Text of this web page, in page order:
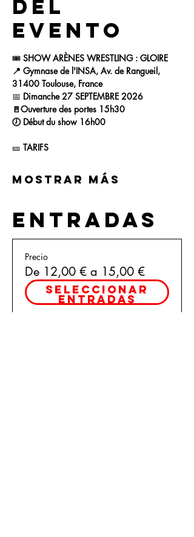
del
evento
🎟 SHOW ARÈNES WRESTLING : GLOIRE
📍 Gymnase de l'INSA, Av. de Rangueil,
31400 Toulouse, France
📅 Dimanche 27 SEPTEMBRE 2026
🚪Ouverture des portes 15h30
🕖 Début du show 16h00
🎫 TARIFS
Mostrar más
Entradas
Precio
De 12,00 € a 15,00 €
Seleccionar
entradas